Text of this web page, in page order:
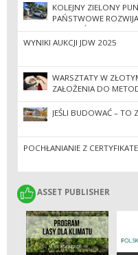
KOLEJNY ZIELONY
PAŃSTWOWE
POJAZDÓW
WYNIKI AUKCJI JDW 2025
WARSZTATY W
ZAŁOŻENIA DO
ZACHODNIEGO I
ŻYCIE LASU”
JEŚLI BUDOWAĆ – TO
POCHŁANIANIE Z
ASSET PUBLISHER
ASSET PUBLISHER